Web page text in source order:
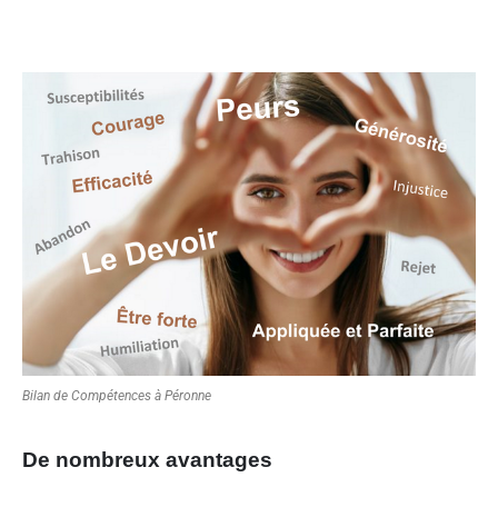
Bilan de Compétences à Péronne
De nombreux avantages